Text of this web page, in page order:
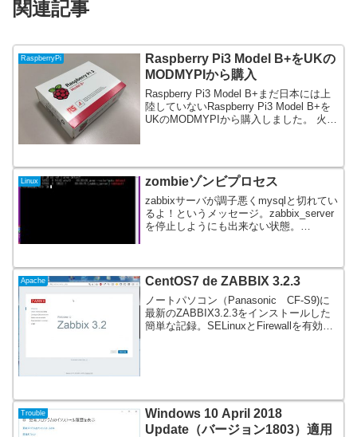
関連記事
RaspberryPi
Raspberry Pi3 Model B+をUKの
MODMYPIから購入
Raspberry Pi3 Model B+まだ日本には上
陸していないRaspberry Pi3 Model B+を
UKのMODMYPIから購入しました。 火入
Linux zombieゾンビプロセス
zabbixサーバが調子悪くmysqlと切れてい
るよ！というメッセージ。zabbix_server
を停止しようにも出来ない状態。
Apache CentOS7 de ZABBIX 3.2.3
ノートパソコン（Panasonic CF-S9)に
最新のZABBIX3.2.3をインストールした
簡単な記録。SELinuxとFirewallを有効と
Trouble
Windows 10 April 2018
Update（バージョン1803）適用